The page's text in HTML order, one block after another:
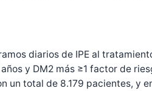
diarios de IPE al
y DM2 más ≥1 factor de
un total de 8.179 pacientes,